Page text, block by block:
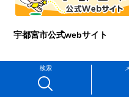
検索
宇都宮市公式webサイト